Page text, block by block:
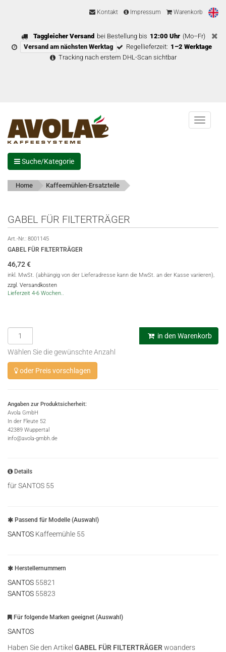
Kontakt Impressum Warenkorb
Taggleicher Versand bei Bestellung bis 12:00 Uhr (Mo–Fr)
Versand am nächsten Werktag
Regellieferzeit: 1–2 Werktage
Tracking nach erstem DHL-Scan sichtbar
Menu
Suche/Kategorie
Home Kaffeemühlen-Ersatzteile
GABEL FÜR FILTERTRÄGER
Art.-Nr.: 8001145
GABEL FÜR FILTERTRÄGER
46,72€
inkl. MwSt. (abhängig von der Lieferadresse kann die MwSt. an der Kasse variieren),
zzgl. Versandkosten
Lieferzeit 4-6 Wochen..
in den Warenkorb
Wählen Sie die gewünschte Anzahl
oder Preis vorschlagen
Angaben zur Produktsicherheit:
Avola GmbH
In der Fleute 52
42389 Wuppertal
info@avola-gmbh.de
Details
für SANTOS 55
Passend für Modelle (Auswahl)
SANTOS Kaffeemühle 55
Herstellernummern
SANTOS 55821
SANTOS 55823
Für folgende Marken geeignet (Auswahl)
SANTOS
Haben Sie den Artikel GABEL FÜR FILTERTRÄGER woanders